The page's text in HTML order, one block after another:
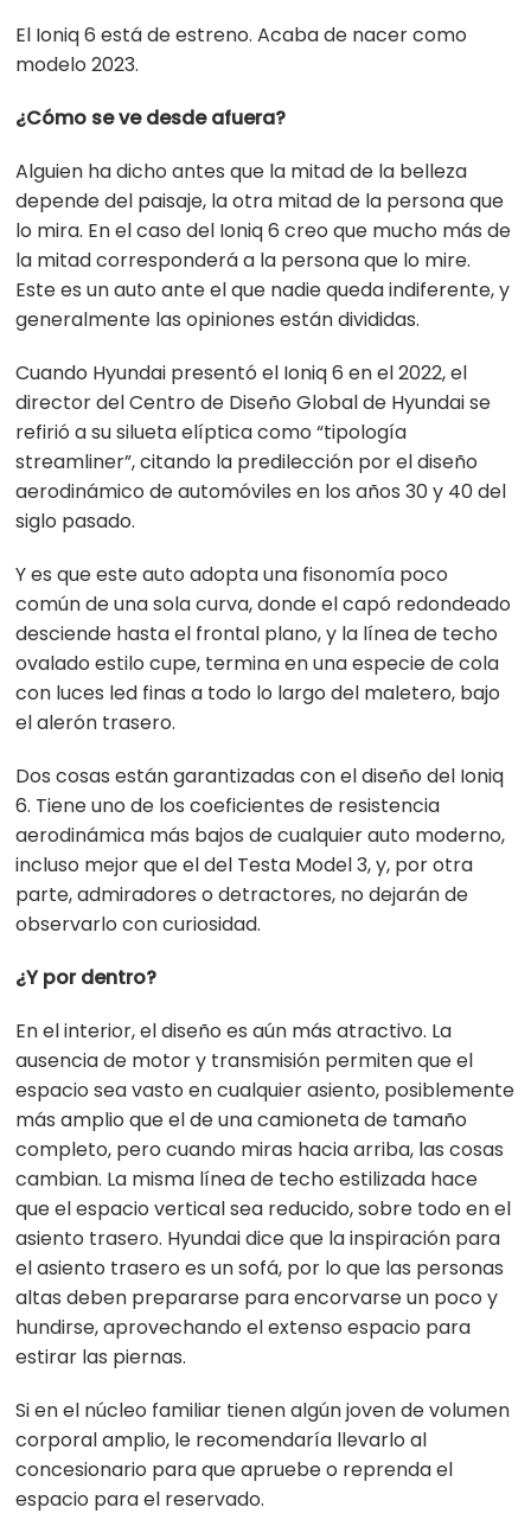
El Ioniq 6 está de estreno. Acaba de nacer como
modelo 2023.
¿Cómo se ve desde afuera?
Alguien ha dicho antes que la mitad de la belleza
depende del paisaje, la otra mitad de la persona que
lo mira. En el caso del Ioniq 6 creo que mucho más de
la mitad corresponderá a la persona que lo mire.
Este es un auto ante el que nadie queda indiferente, y
generalmente las opiniones están divididas.
Cuando Hyundai presentó el Ioniq 6 en el 2022, el
director del Centro de Diseño Global de Hyundai se
refirió a su silueta elíptica como “tipología
streamliner”, citando la predilección por el diseño
aerodinámico de automóviles en los años 30 y 40 del
siglo pasado.
Y es que este auto adopta una fisonomía poco
común de una sola curva, donde el capó redondeado
desciende hasta el frontal plano, y la línea de techo
ovalado estilo cupe, termina en una especie de cola
con luces led finas a todo lo largo del maletero, bajo
el alerón trasero.
Dos cosas están garantizadas con el diseño del Ioniq
6. Tiene uno de los coeficientes de resistencia
aerodinámica más bajos de cualquier auto moderno,
incluso mejor que el del Testa Model 3, y, por otra
parte, admiradores o detractores, no dejarán de
observarlo con curiosidad.
¿Y por dentro?
En el interior, el diseño es aún más atractivo. La
ausencia de motor y transmisión permiten que el
espacio sea vasto en cualquier asiento, posiblemente
más amplio que el de una camioneta de tamaño
completo, pero cuando miras hacia arriba, las cosas
cambian. La misma línea de techo estilizada hace
que el espacio vertical sea reducido, sobre todo en el
asiento trasero. Hyundai dice que la inspiración para
el asiento trasero es un sofá, por lo que las personas
altas deben prepararse para encorvarse un poco y
hundirse, aprovechando el extenso espacio para
estirar las piernas.
Si en el núcleo familiar tienen algún joven de volumen
corporal amplio, le recomendaría llevarlo al
concesionario para que apruebe o reprenda el
espacio para el reservado.